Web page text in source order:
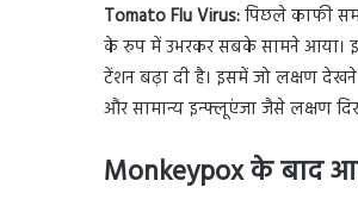
Tomato Flu Virus:पिछले काफी
के रुप में उभरकर सबके सामने आया।
टेंशन बढ़ा दी है। इसमें जो लक्षण देखने
और सामान्य इन्फ्लूएंजा जैसे लक्षण
Monkeypox के बाद